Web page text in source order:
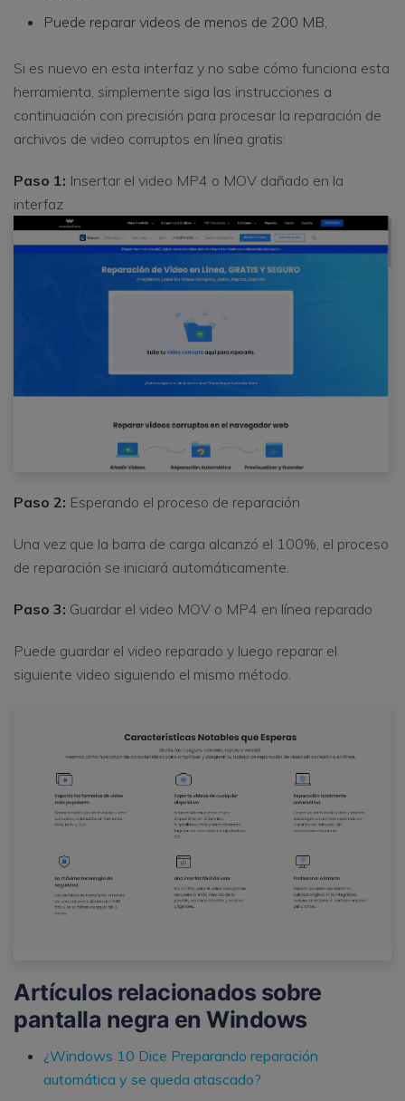
Puede reparar videos de menos de 200 MB,
Si es nuevo en esta interfaz y no sabe cómo funciona esta
herramienta, simplemente siga las instrucciones a
continuación con precisión para procesar la reparación de
archivos de video corruptos en línea gratis:
Paso 1: Insertar el video MP4 o MOV dañado en la
interfaz
Paso 2: Esperando el proceso de reparación
Una vez que la barra de carga alcanzó el 100%, el proceso
de reparación se iniciará automáticamente.
Paso 3: Guardar el video MOV o MP4 en línea reparado
Puede guardar el video reparado y luego reparar el
siguiente video siguiendo el mismo método.
Artículos relacionados sobre
pantalla negra en Windows
¿Windows 10 Dice Preparando reparación
automática y se queda atascado?